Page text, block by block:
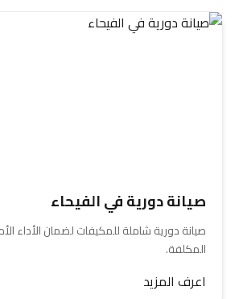
صيانة دورية في الفيحاء
صيانة دورية شاملة للمكيفات لضمان الأداء
المكلفة.
اعرف المزيد